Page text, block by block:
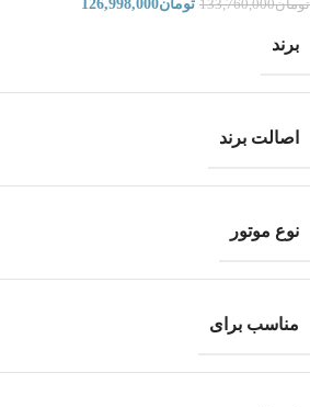
تومان133,760,000 تومان126,998,000
برند
اصالت برند
نوع موتور
مناسب برای